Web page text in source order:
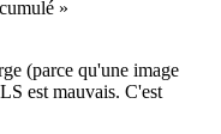
»
(parce qu'une image
est mauvais. C'est